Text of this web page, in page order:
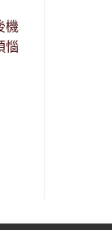
機
惱